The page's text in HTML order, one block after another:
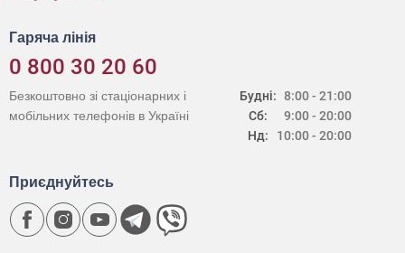
Гаряча лінія
0 800 30 20 60
Будні:
Сб:
Нд:
8:00 - 21:00
9:00 - 20:00
10:00 - 20:00
Безкоштовно зі стаціонарних і
мобільних телефонів в Україні
Приєднуйтесь